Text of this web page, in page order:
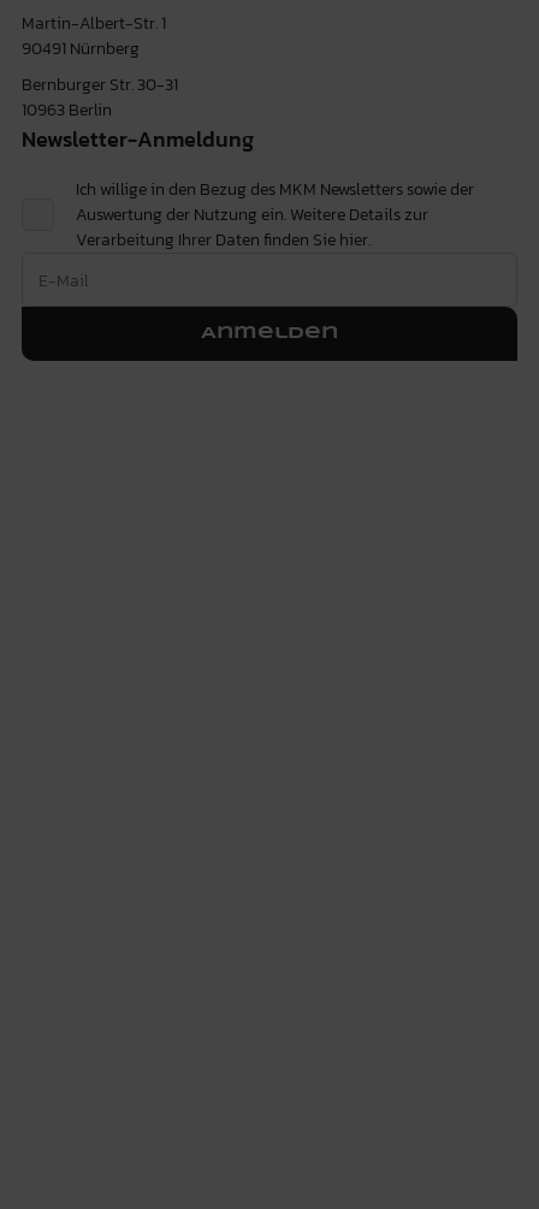
Martin-Albert-Str. 1
90491 Nürnberg
Bernburger Str. 30-31
10963 Berlin
Newsletter-Anmeldung
Ich willige in den Bezug des MKM Newsletters sowie der
Auswertung der Nutzung ein. Weitere Details zur
Verarbeitung Ihrer Daten finden Siehier.
Anmelden